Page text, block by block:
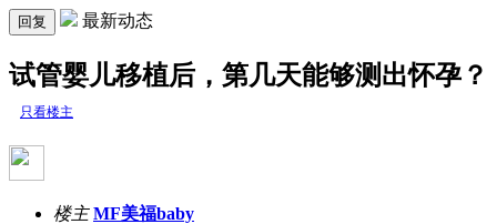
回复 最新动态
试管婴儿移植后，第几天能够测出怀孕？
只看楼主
楼主 MF美福baby